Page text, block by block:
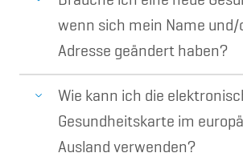
wenn sich mein Name und/
Adresse geändert haben?
Wie kann ich die
Gesundheitskarte im
Ausland verwenden?